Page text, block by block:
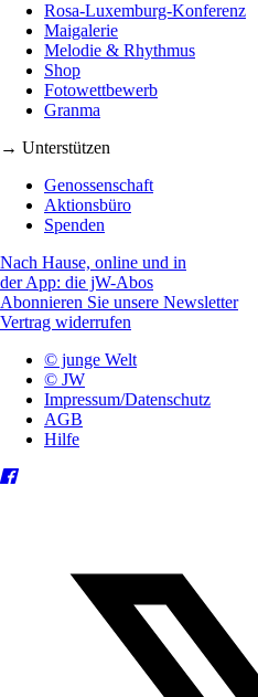
Rosa-Luxemburg-Konferenz
Maigalerie
Melodie & Rhythmus
Shop
Fotowettbewerb
Granma
→ Unterstützen
Genossenschaft
Aktionsbüro
Spenden
Nach Hause, online und in
der App: die jW-Abos
Abonnieren Sie unsere Newsletter
Vertrag widerrufen
© junge Welt
© JW
Impressum/Datenschutz
AGB
Hilfe